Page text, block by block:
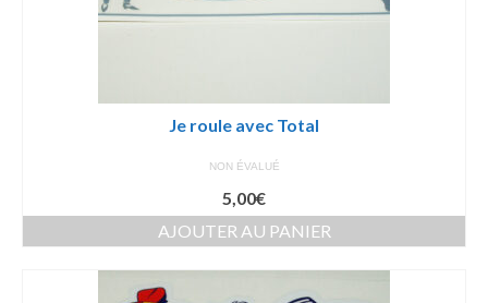
Je roule avec Total
NON ÉVALUÉ
5,00€
AJOUTER AU PANIER